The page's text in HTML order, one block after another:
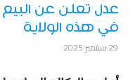
في هذه الولاية
29 سبتمبر 2025